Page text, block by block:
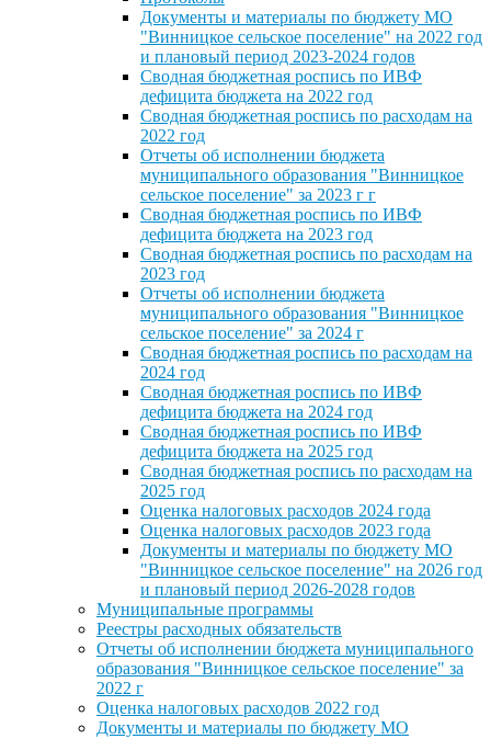
Документы и материалы по бюджету МО
"Винницкое сельское поселение" на 2022 год
и плановый период 2023-2024 годов
Сводная бюджетная роспись по ИВФ
дефицита бюджета на 2022 год
Сводная бюджетная роспись по расходам на
2022 год
Отчеты об исполнении бюджета
муниципального образования "Винницкое
сельское поселение" за 2023 г г
Сводная бюджетная роспись по ИВФ
дефицита бюджета на 2023 год
Сводная бюджетная роспись по расходам на
2023 год
Отчеты об исполнении бюджета
муниципального образования "Винницкое
сельское поселение" за 2024 г
Сводная бюджетная роспись по расходам на
2024 год
Сводная бюджетная роспись по ИВФ
дефицита бюджета на 2024 год
Сводная бюджетная роспись по ИВФ
дефицита бюджета на 2025 год
Сводная бюджетная роспись по расходам на
2025 год
Оценка налоговых расходов 2024 года
Оценка налоговых расходов 2023 года
Документы и материалы по бюджету МО
"Винницкое сельское поселение" на 2026 год
и плановый период 2026-2028 годов
Муниципальные программы
Реестры расходных обязательств
Отчеты об исполнении бюджета муниципального
образования "Винницкое сельское поселение" за
2022 г
Оценка налоговых расходов 2022 год
Документы и материалы по бюджету МО